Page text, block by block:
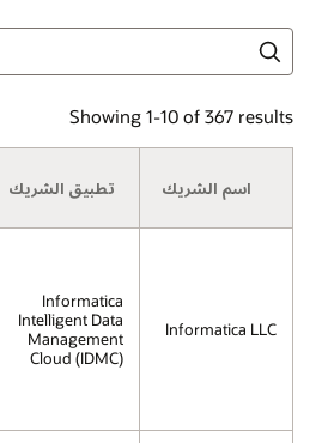
Showing 1-10 of 367 results
اسم الشريك تطبيق الشريك
Informatica LLC
Informatica
Intelligent Data
Management
Cloud (IDMC)